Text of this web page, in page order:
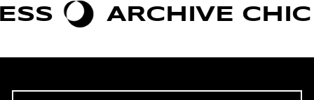
ARCHIVE CHIC